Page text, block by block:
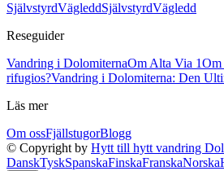
SjälvstyrdVägleddSjälvstyrdVägledd
Reseguider
Vandring i DolomiternaOm Alta Via 1
rifugios?Vandring i Dolomiterna: Den
Läs mer
Om ossFjällstugorBlogg
© Copyright by Hytt till hytt vandring
DanskTyskSpanskaFinskaFranskaNorska